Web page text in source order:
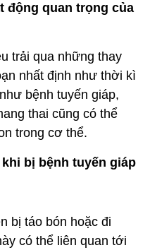
động quan trọng của
trải qua những thay
nhất định như thời kì
bệnh tuyến giáp,
thai cũng có thể
trong cơ thể.
bị bệnh tuyến giáp
bị táo bón hoặc đi
có thể liên quan tới